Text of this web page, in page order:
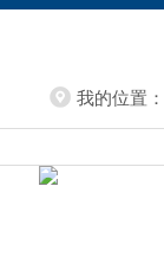
我的位置：